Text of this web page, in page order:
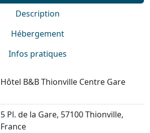
Description
Hébergement
Infos pratiques
Hôtel B&B Thionville Centre Gare
5 Pl. de la Gare, 57100 Thionville,
France